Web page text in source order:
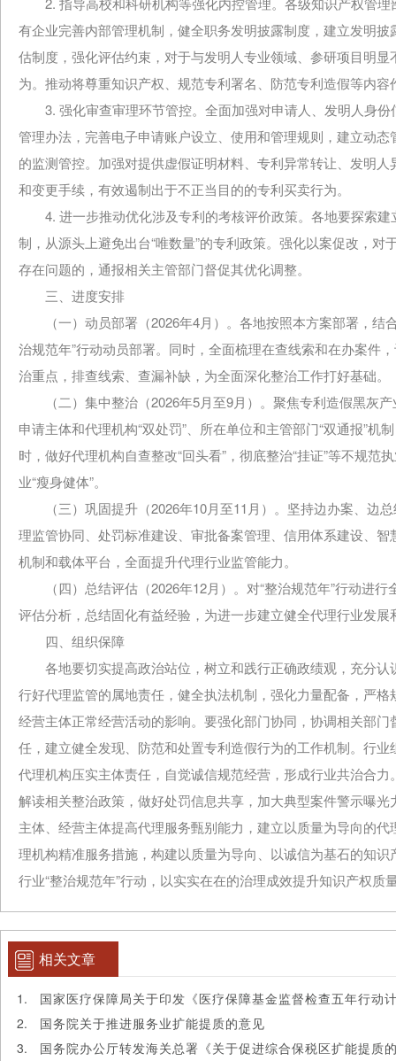
有企业完善内部管理机制，健全职务发明披露制度，建立发明
估制度，强化评估约束，对于与发明人专业领域、参研项目明
为。推动将尊重知识产权、规范专利署名、防范专利造假等内
3. 强化审查审理环节管控。全面加强对申请人、发明人身份
管理办法，完善电子申请账户设立、使用和管理规则，建立动
的监测管控。加强对提供虚假证明材料、专利异常转让、发明
和变更手续，有效遏制出于不正当目的的专利买卖行为。
4. 进一步推动优化涉及专利的考核评价政策。各地要探索建
制，从源头上避免出台“唯数量”的专利政策。强化以案促改，
存在问题的，通报相关主管部门督促其优化调整。
三、进度安排
（一）动员部署（2026年4月）。各地按照本方案部署，结
治规范年”行动动员部署。同时，全面梳理在查线索和在办案件
治重点，排查线索、查漏补缺，为全面深化整治工作打好基础。
（二）集中整治（2026年5月至9月）。聚焦专利造假黑灰
申请主体和代理机构“双处罚”、所在单位和主管部门“双通报”
时，做好代理机构自查整改“回头看”，彻底整治“挂证”等不规
业“瘦身健体”。
（三）巩固提升（2026年10月至11月）。坚持边办案、边
理监管协同、处罚标准建设、审批备案管理、信用体系建设、
机制和载体平台，全面提升代理行业监管能力。
（四）总结评估（2026年12月）。对“整治规范年”行动进行
评估分析，总结固化有益经验，为进一步建立健全代理行业发
四、组织保障
各地要切实提高政治站位，树立和践行正确政绩观，充分认
行好代理监管的属地责任，健全执法机制，强化力量配备，严
经营主体正常经营活动的影响。要强化部门协同，协调相关部
任，建立健全发现、防范和处置专利造假行为的工作机制。行
代理机构压实主体责任，自觉诚信规范经营，形成行业共治合
解读相关整治政策，做好处罚信息共享，加大典型案件警示曝光
主体、经营主体提高代理服务甄别能力，建立以质量为导向的
理机构精准服务措施，构建以质量为导向、以诚信为基石的知
行业“整治规范年”行动，以实实在在的治理成效提升知识产权质
相关文章
国务院关于推进服务业扩能提质的意见
国务院办公厅转发海关总署《关于促进综合保税区扩能提质